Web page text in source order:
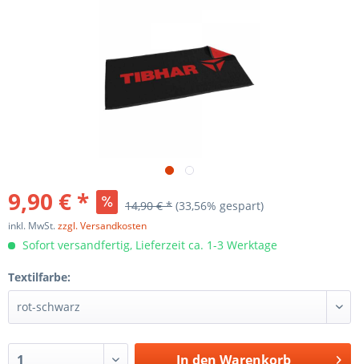
9,90 € * 14,90 € * (33,56% gespart)
inkl. MwSt.zzgl. Versandkosten
Sofort versandfertig, Lieferzeit ca. 1-3 Werktage
Textilfarbe:
In den Warenkorb